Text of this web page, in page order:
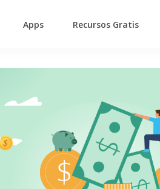
Apps Recursos Gratis